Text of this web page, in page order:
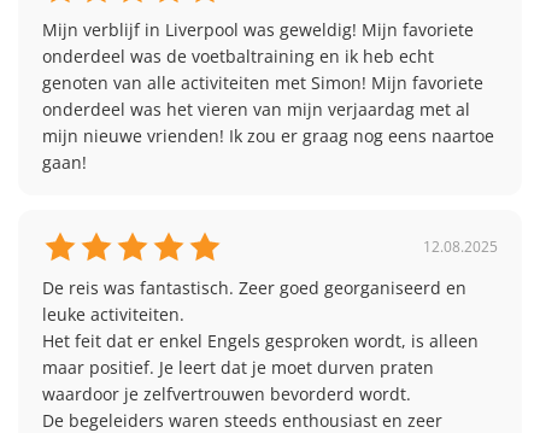
De taallessen op het taalkamp zijn allesbehalve saai.
De lessen zullen interactief en boeiend zijn doordat je
volledig wordt ondergedompeld in de Engelse taal,
met verschillende spelletjes enchallengesdie je
helpen om snel meer vooruitgang te boeken. Je zult
worden ingedeeld in groepjes op basis van je
hebt. Buiten de lessen om ben je samen met de
andere deelnemers, waardoor je samen met je
nieuwe vrienden sneller Engels leert!
Voordat je taalvakantie begint, maak je eerst een
taaltoets om je startniveau te bepalen. Op het
boekingsformulier hoef je je dus geen zorgen te
maken over het invullen van het verkeerde niveau.
Mijn verblijf in Liverpool was geweldig! Mijn favoriete
onderdeel was de voetbaltraining en ik heb echt
genoten van alle activiteiten met Simon! Mijn favoriete
onderdeel was het vieren van mijn verjaardag met al
mijn nieuwe vrienden! Ik zou er graag nog eens naartoe
gaan!
12.08.2025
De reis was fantastisch. Zeer goed georganiseerd en
leuke activiteiten.
Het feit dat er enkel Engels gesproken wordt, is alleen
maar positief. Je leert dat je moet durven praten
waardoor je zelfvertrouwen bevorderd wordt.
De begeleiders waren steeds enthousiast en zeer